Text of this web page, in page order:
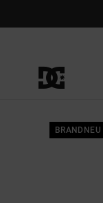
BRANDNEU